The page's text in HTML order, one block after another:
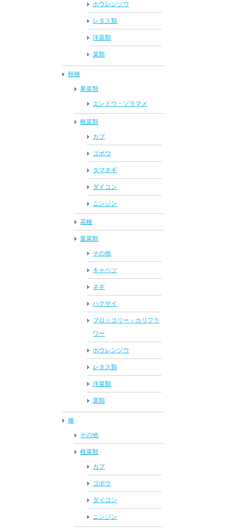
ホウレンソウ
レタス類
洋菜類
菜類
秋種
果菜類
エンドウ・ソラマメ
根菜類
カブ
ゴボウ
タマネギ
ダイコン
ニンジン
花種
葉菜類
その他
キャベツ
ネギ
ハクサイ
ブロッコリー・カリフラ
ワー
ホウレンソウ
レタス類
洋菜類
菜類
種
その他
根菜類
カブ
ゴボウ
ダイコン
ニンジン